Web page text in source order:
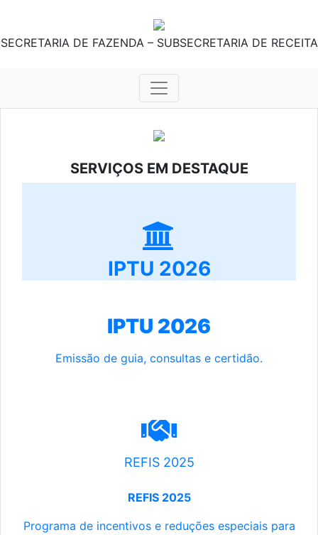
SECRETARIA DE FAZENDA – SUBSECRETARIA DE RECEITA
SERVIÇOS EM DESTAQUE
IPTU 2026
IPTU 2026
Emissão de guia, consultas e certidão.
REFIS 2025
REFIS 2025
Programa de incentivos e reduções especiais para